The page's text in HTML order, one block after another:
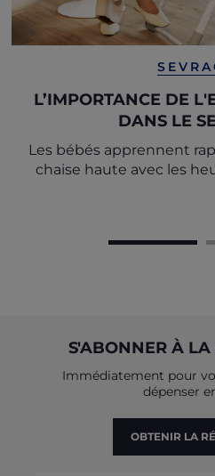
L’IMPORTANCE DE
DANS LE
Les bébés apprennent
chaise haute avec les
S'ABONNER À LA
Immédiatement pour
dépenser
OBTENIR LA